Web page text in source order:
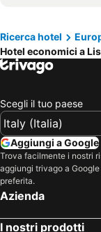
Hotel Marquês de
Next Level
Turim Marquês
Hotel Excelsior
ibis Lisboa Jose
VIP Executive Eden
HF Fenix Lisboa
Hotel Dom Carlos
Smy Lisboa
Ricerca hotel
Hotel economici a
Scegli il tuo paese
Aggiungi a Google
Trova facilmente i nostri
aggiungi trivago a
preferita.
Azienda
I nostri prodotti